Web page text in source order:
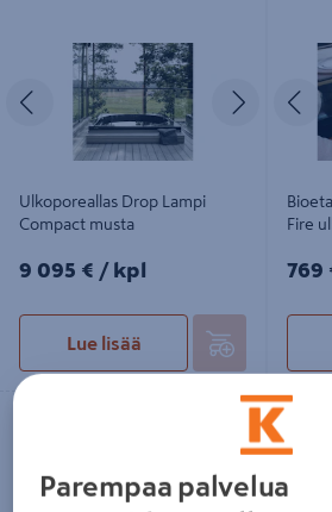
Edellinen Seuraava
Ulkoporeallas Drop Lampi
Compact musta
9095€/kpl
9 095 € / kpl
Lue lisää
Fire
769
Parempaa palvelua